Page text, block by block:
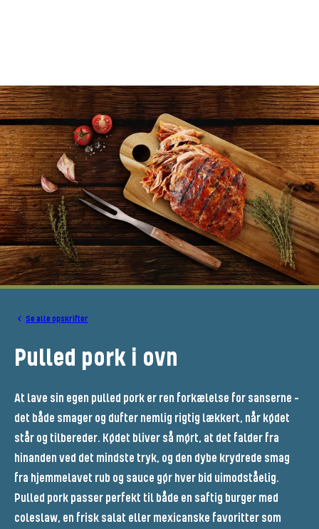
Se alle opskrifter
Pulled pork i ovn
At lave sin egen pulled pork er ren forkælelse for sanserne -
det både smager og dufter nemlig rigtig lækkert, når kødet
står og tilbereder. Kødet bliver så mørt, at det falder fra
hinanden ved det mindste tryk, og den dybe krydrede smag
fra hjemmelavet rub og sauce gør hver bid uimodståelig.
Pulled pork passer perfekt til både en saftig burger med
coleslaw, en frisk salat eller mexicanske favoritter som